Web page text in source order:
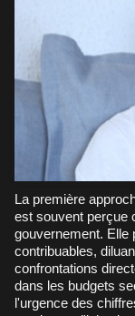
La première approche, celle d'un recours plus large à l'impôt,
est souvent perçue
gouvernement. Elle
contribuables,
confrontations
dans les budgets
l'urgence des